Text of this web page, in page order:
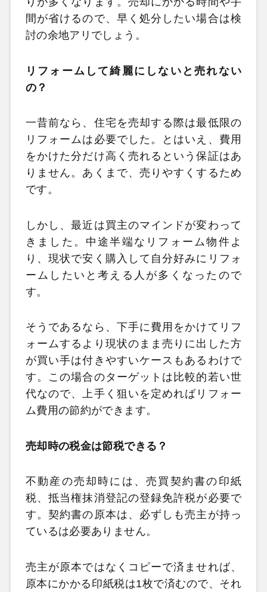
間が省けるので、早く処分したい場合は検
討の余地アリでしょう。
リフォームして綺麗にしないと売れない
の？
一昔前なら、住宅を売却する際は最低限の
リフォームは必要でした。とはいえ、費用
をかけた分だけ高く売れるという保証はあ
りません。あくまで、売りやすくするため
です。
しかし、最近は買主のマインドが変わって
きました。中途半端なリフォーム物件よ
り、現状で安く購入して自分好みにリフォ
ームしたいと考える人が多くなったので
す。
そうであるなら、下手に費用をかけてリフ
ォームするより現状のまま売りに出した方
が買い手は付きやすいケースもあるわけで
す。この場合のターゲットは比較的若い世
代なので、上手く狙いを定めればリフォー
ム費用の節約ができます。
売却時の税金は節税できる？
不動産の売却時には、売買契約書の印紙
税、抵当権抹消登記の登録免許税が必要で
す。契約書の原本は、必ずしも売主が持っ
ているは必要ありません。
売主が原本ではなくコピーで済ませれば、
原本にかかる印紙税は1枚で済むので、それ